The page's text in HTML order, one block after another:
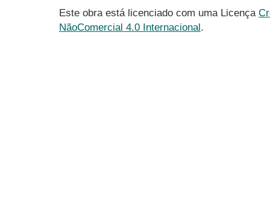
Este obra está licenciado com uma Licença
NãoComercial 4.0 Internacional.